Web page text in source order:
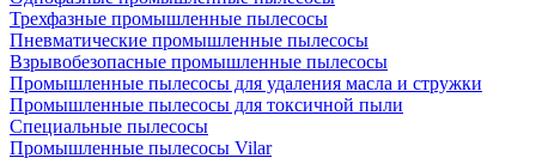
Трехфазные промышленные пылесосы
Пневматические промышленные пылесосы
Взрывобезопасные промышленные пылесосы
Промышленные пылесосы для удаления масла и стружки
Промышленные пылесосы для токсичной пыли
Специальные пылесосы
Промышленные пылесосы Vilar